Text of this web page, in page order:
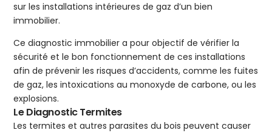
sur les installations intérieures de gaz d’un bien
immobilier.
Ce diagnostic immobilier a pour objectif de vérifier la
sécurité et le bon fonctionnement de ces installations
afin de prévenir les risques d’accidents, comme les fuites
de gaz, les intoxications au monoxyde de carbone, ou les
explosions.
Le Diagnostic Termites
Les termites et autres parasites du bois peuvent causer